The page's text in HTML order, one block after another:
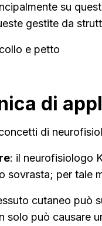
su
gestite da
di
di
: il neurofisiologo
sovrasta; per tale
cutaneo può
solo può causare